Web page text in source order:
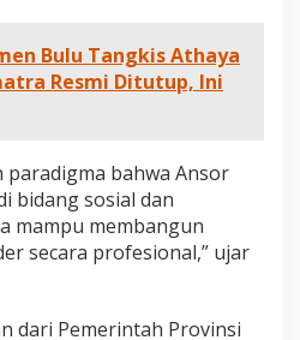
Bulu Tangkis Athaya
Resmi Ditutup, Ini
paradigma bahwa Ansor
bidang sosial dan
mampu membangun
secara profesional,” ujar
dari Pemerintah Provinsi